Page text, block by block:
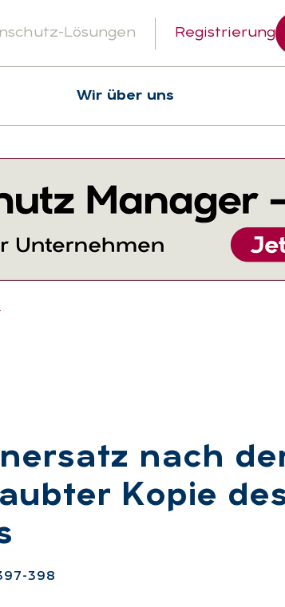
Lösungen Registrierung
Wir über uns
nach
Ko­pie
398